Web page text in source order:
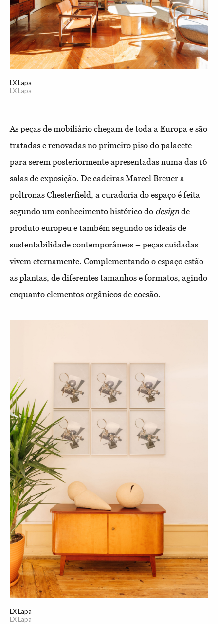
LX Lapa
LX Lapa
As peças de mobiliário chegam de toda a Europa e são
tratadas e renovadas no primeiro piso do palacete
para serem posteriormente apresentadas numa das 16
salas de exposição. De cadeiras Marcel Breuer a
poltronas Chesterfield, a curadoria do espaço é feita
segundo um conhecimento histórico do design de
produto europeu e também segundo os ideais de
sustentabilidade contemporâneos – peças cuidadas
vivem eternamente. Complementando o espaço estão
as plantas, de diferentes tamanhos e formatos, agindo
enquanto elementos orgânicos de coesão.
LX Lapa
LX Lapa